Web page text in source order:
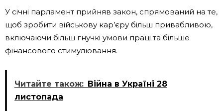
У січні парламент прийняв закон, спрямований на те,
щоб зробити військову кар’єру більш привабливою,
включаючи більш гнучкі умови праці та більше
фінансового стимулювання.
Читайте також: Війна в Україні 28
листопада